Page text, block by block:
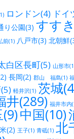
ロンドン(4) ドイ
り公園(3) すす
前(1) 八戸市(3) 北朝鮮
陸
白区長町(5) 山形市
長岡(2) 郡山 福島(1)
軽井沢(1) 茨城
井(289) 福井市内
中国(10)
(2) 王子(1) 青砥(1) 北